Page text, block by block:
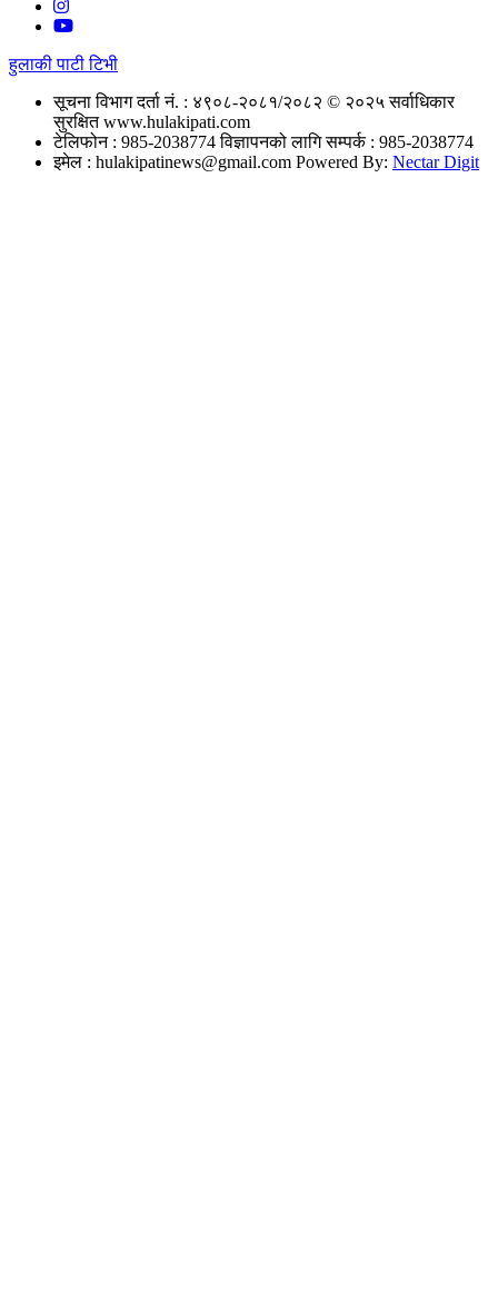
हुलाकी पाटी टिभी
सूचना विभाग दर्ता नं. : ४९०८-२०८१/२०८२ © २०२५ सर्वाधिकार
सुरक्षित www.hulakipati.com
टेलिफोन : 985-2038774विज्ञापनको लागि सम्पर्क : 985-2038774
इमेल : hulakipatinews@gmail.com Powered By: Nectar Digit